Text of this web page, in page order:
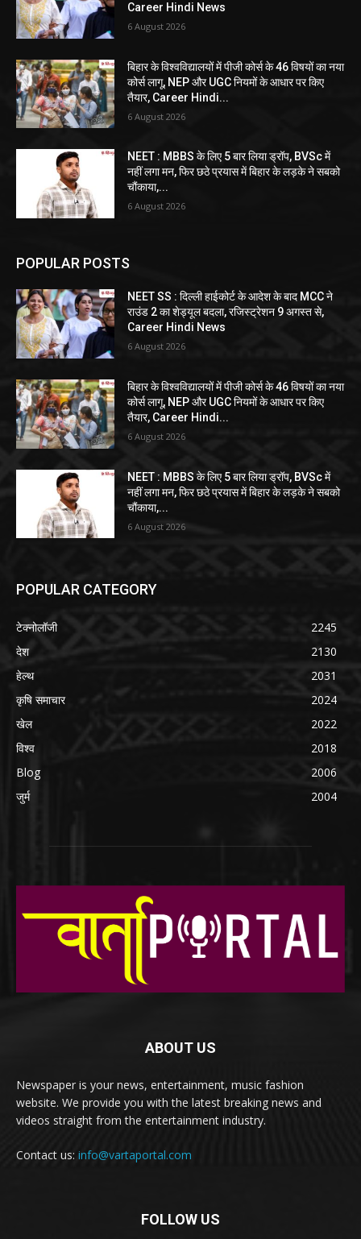
Career Hindi News
6 August 2026
बिहार के विश्वविद्यालयों में पीजी कोर्स के 46 विषयों का नया
कोर्स लागू, NEP और UGC नियमों के आधार पर किए
तैयार, Career Hindi...
6 August 2026
NEET : MBBS के लिए 5 बार लिया ड्रॉप, BVSc में
नहीं लगा मन, फिर छठे प्रयास में बिहार के लड़के ने सबको
चौंकाया,...
6 August 2026
POPULAR POSTS
NEET SS : दिल्ली हाईकोर्ट के आदेश के बाद MCC ने
राउंड 2 का शेड्यूल बदला, रजिस्ट्रेशन 9 अगस्त से,
Career Hindi News
6 August 2026
बिहार के विश्वविद्यालयों में पीजी कोर्स के 46 विषयों का नया
कोर्स लागू, NEP और UGC नियमों के आधार पर किए
तैयार, Career Hindi...
6 August 2026
NEET : MBBS के लिए 5 बार लिया ड्रॉप, BVSc में
नहीं लगा मन, फिर छठे प्रयास में बिहार के लड़के ने सबको
चौंकाया,...
6 August 2026
POPULAR CATEGORY
टेक्नोलॉजी
2245
देश
2130
हेल्थ
2031
कृषि समाचार
2024
खेल
2022
विश्व
2018
Blog
2006
जुर्म
2004
ABOUT US
Newspaper is your news, entertainment, music fashion
website. We provide you with the latest breaking news and
videos straight from the entertainment industry.
Contact us: info@vartaportal.com
FOLLOW US